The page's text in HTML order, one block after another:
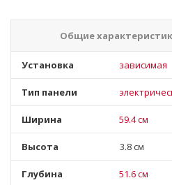
Общие
Установка зависимая
Тип панели
Ширина 59.4 см
Высота 3.8 см
Глубина 51.6 см